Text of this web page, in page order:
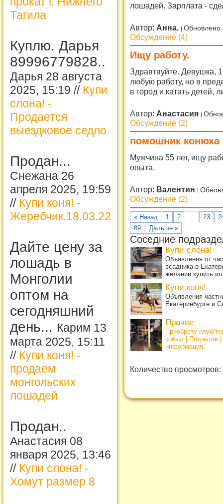
Тагила
Куплю. Дарья
89996779828..
Дарья 28 августа
2025, 15:19 // Купи
слона! -
Продается
выездковое седло
Продан...
Снежана 26
апреля 2025, 19:59
// Купи коня! -
Жеребчик.18.03.22
Дайте цену за
лошадь в
Монголии
оптом на
сегодняшний
день... Карим 13
марта 2025, 15:11
// Купи коня! -
продаем
монгольских
лошадей
Продан..
Анастасия 08
января 2025, 13:46
// Купи слона! -
Хомут размер 8
лошадей. Зарплата -
Автор: Анна. Обновлено
Обсуждение (4)
Ищу работу.
Здравтвуйте. Девушка,
любую работу, но в
в город и катать детей,
Автор: Анастасия
Обсуждение (2)
помошник конюха
Мужчина 55 лет, ищу
опыта.
Автор: Валентин
Обсуждение (2)
« Назад 1 2 23
89
Дальше »
Соседние
Купи слона!
Объявления от
всадника в
желании купить
Купи коня!
Объявления
Екатеринбурге и
Прочее
Приобрету клуб/
кобыл | Покрытие
информация
Количество просмотров: